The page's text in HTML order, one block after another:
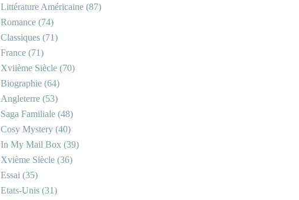
Littérature Américaine (87)
Romance (74)
Classiques (71)
France (71)
Xviième Siècle (70)
Biographie (64)
Angleterre (53)
Saga Familiale (48)
Cosy Mystery (40)
In My Mail Box (39)
Xvième Siècle (36)
Essai (35)
Etats-Unis (31)